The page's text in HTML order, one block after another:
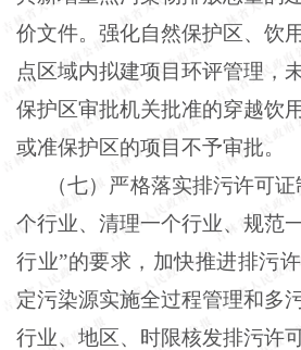
价文件。强化自然保护区、饮
点区域内拟建项目环评管理，
保护区审批机关批准的穿越饮
或准保护区的项目不予审批。
（七）严格落实排污许可
个行业、清理一个行业、规范
行业”的要求，加快推进排污
定污染源实施全过程管理和多
行业、地区、时限核发排污许